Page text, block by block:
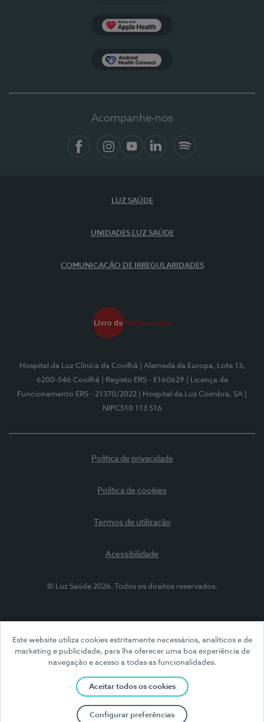
Este website utiliza cookies estritamente necessários, analíticos e de
marketing e publicidade, para lhe oferecer uma boa experiência de
navegação e acesso a todas as funcionalidades.
Aceitar todos os cookies
Configurar preferências
Acompanhe-nos
LUZ SAÚDE
UNIDADES LUZ SAÚDE
COMUNICAÇÃO DE IRREGULARIDADES
Hospital da Luz Clínica da Covilhã
| Alameda da Europa, Lote 13,
6200-546 Covilhã
| Registo ERS - E160629
| Licença de
Funcionamento ERS - 21370/2022
| Hospital da Luz Coimbra, SA
NIPC510 113 516
Política de privacidade
Política de cookies
Termos de utilização
Acessibilidade
© Luz Saúde 2026. Todos os direitos reservados.